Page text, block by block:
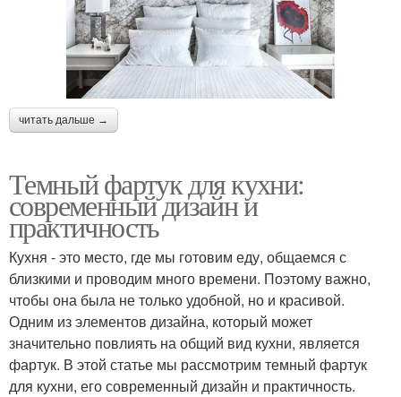
читать дальше →
Темный фартук для кухни:
современный дизайн и
практичность
Кухня - это место, где мы готовим еду, общаемся с
близкими и проводим много времени. Поэтому важно,
чтобы она была не только удобной, но и красивой.
Одним из элементов дизайна, который может
значительно повлиять на общий вид кухни, является
фартук. В этой статье мы рассмотрим темный фартук
для кухни, его современный дизайн и практичность.